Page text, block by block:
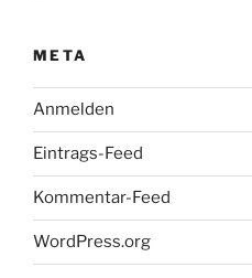
META
Anmelden
Eintrags-Feed
Kommentar-Feed
WordPress.org